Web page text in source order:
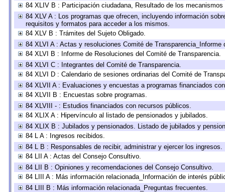
84 XLIV B : Participación ciudadana, Resultado de los
84 XLV A : Los programas que ofrecen, incluyendo información
requisitos y formatos para acceder a los mismos.
84 XLV B : Trámites del Sujeto Obligado.
84 XLVI A : Actas y resoluciones Comité de
84 XLVI B : Informe de Resoluciones del Comité de Transparencia.
84 XLVI C : Integrantes del Comité de Transparencia.
84 XLVI D : Calendario de sesiones ordinarias del Comité de
84 XLVII A : Evaluaciones y encuestas a programas financiados
84 XLVII B : Encuestas sobre programas.
84 XLVIII - : Estudios financiados con recursos públicos.
84 XLIX A : Hipervínculo al listado de pensionados y jubilados.
84 XLIX B : Jubilados y pensionados. Listado de jubilados y
84 L A : Ingresos recibidos.
84 L B : Responsables de recibir, administrar y ejercer los ingresos.
84 LII A : Actas del Consejo Consultivo.
84 LII B : Opiniones y recomendaciones del Consejo Consultivo.
84 LIII A : Más información relacionada_Información de interés
84 LIII B : Más información relacionada_Preguntas frecuentes.